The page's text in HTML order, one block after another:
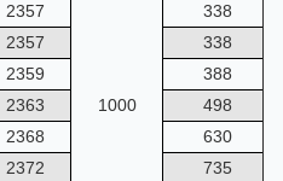
2357
1000
338
2357
338
2359
388
2363
498
2368
630
2372
735